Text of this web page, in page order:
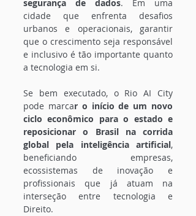
segurança de dados. Em uma
cidade que enfrenta desafios
urbanos e operacionais, garantir
que o crescimento seja responsável
e inclusivo é tão importante quanto
a tecnologia em si.
Se bem executado, o Rio AI City
pode marcar o início de um novo
ciclo econômico para o estado e
reposicionar o Brasil na corrida
global pela inteligência artificial,
beneficiando empresas,
ecossistemas de inovação e
profissionais que já atuam na
interseção entre tecnologia e
Direito.